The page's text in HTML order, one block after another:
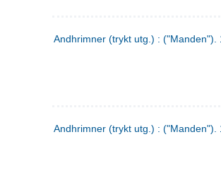
Andhrimner (trykt utg.) : ("Manden").
Andhrimner (trykt utg.) : ("Manden").